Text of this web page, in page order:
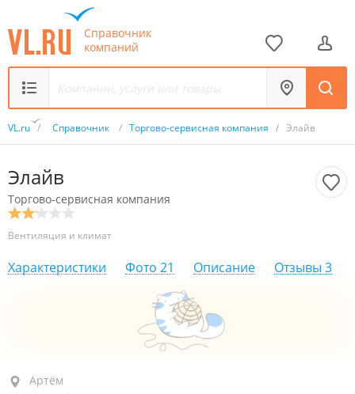
Справочник
компаний
VL.ru / Справочник / Торгово-сервисная компания / Элайв
Элайв
Торгово-сервисная компания
Вентиляция и климат
Характеристики Фото 21 Описание Отзывы 3
Артём, ул. Кирова, 28
Артём